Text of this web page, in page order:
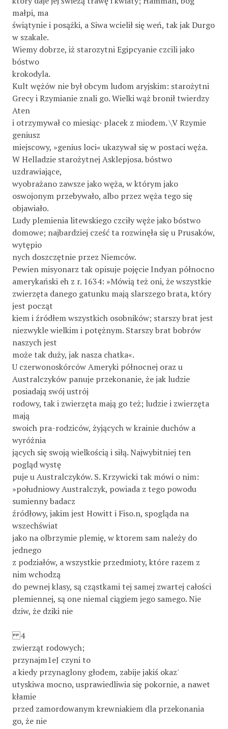
małpi, ma
świątynie i posążki, a Siwa wcielił się weń, tak jak Durgo
w szakale.
Wiemy dobrze, iż starozytni Egipcyanie czcili jako
bóstwo
krokodyla.
Kult wężów nie był obcym ludom aryjskim: starożytni
Grecy i Rzymianie znali go. Wielki wąż bronił twierdzy
Aten
i otrzymywał co miesiąc· placek z miodem. \V Rzymie
geniusz
miejscowy, »genius loci« ukazywał się w postaci węża.
W Helladzie starożytnej Asklepjosa. bóstwo
uzdrawiające,
wyobrażano zawsze jako węża, w którym jako
oswojonym przebywało, albo przez węża tego się
objawiało.
Ludy plemienia litewskiego czciły węże jako bóstwo
domowe; najbardziej cześć ta rozwinęła się u Prusaków,
wytępio­
nych doszczętnie przez Niemców.
Pewien misyonarz tak opisuje pojęcie Indyan północno­
amerykański eh z r. 1634: »Mówią też oni, że wszystkie
zwierzęta danego gatunku mają slarszego brata, który
jest począt­
kiem i źródłem wszystkich osobników; starszy brat jest
niezwykle wielkim i potężnym. Starszy brat bobrów
naszych jest
może tak duży, jak nasza chatka«.
U czerwonoskórców Ameryki północnej oraz u
Australczyków panuje przekonanie, że jak ludzie
posiadają swój ustrój
rodowy, tak i zwierzęta mają go też; ludzie i zwierzęta
mają
swoich pra-rodziców, żyjących w krainie duchów a
wyróżnia­
jących się swoją wielkością i siłą. Najwybitniej ten
pogląd wystę­
puje u Australczyków. S. Krzywicki tak mówi o nim:
»południowy Australczyk, powiada z tego powodu
sumienny badacz
źródłowy, jakim jest Howitt i Fiso.n, spogląda na
wszechświat
jako na olbrzymie plemię, w ktorem sam należy do
jednego
z podziałów, a wszystkie przedmioty, które razem z
nim wchodzą
do pewnej klasy, są cząstkami tej samej zwartej całości
plemiennej, są one niemal ciągiem jego samego. Nie
dziw, że dziki nie
4
zwierząt rodowych;
przynajm1eJ czyni to
a kiedy przynaglony głodem, zabije jakiś okaz'
utyskiwa mocno, usprawiedliwia się pokornie, a nawet
kłamie
przed zamordowanym krewniakiem dla przekonania
go, że nie